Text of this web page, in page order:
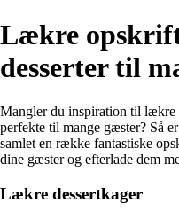
Lækre
desserter til
Mangler du inspiration til lækre
perfekte til mange gæster? Så
samlet en række fantastiske
dine gæster og efterlade dem
Lækre dessertkager